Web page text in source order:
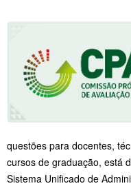
questões para docentes,
cursos de graduação, está
Sistema Unificado de